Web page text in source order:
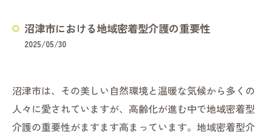
沼津市における地域密着型介護の重要性
2025/05/30
沼津市は、その美しい自然環境と温暖な気候から多くの
人々に愛されていますが、高齢化が進む中で地域密着型
介護の重要性がますます高まっています。地域密着型介